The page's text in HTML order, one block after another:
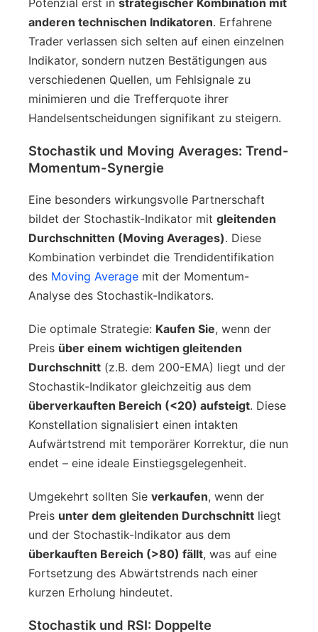
anderen technischen Indikatoren. Erfahrene
Trader verlassen sich selten auf einen einzelnen
Indikator, sondern nutzen Bestätigungen aus
verschiedenen Quellen, um Fehlsignale zu
minimieren und die Trefferquote ihrer
Handelsentscheidungen signifikant zu steigern.
Stochastik und Moving Averages: Trend-
Momentum-Synergie
Eine besonders wirkungsvolle Partnerschaft
bildet der Stochastik-Indikator mit gleitenden
Durchschnitten (Moving Averages). Diese
Kombination verbindet die Trendidentifikation
des Moving Average mit der Momentum-
Analyse des Stochastik-Indikators.
Die optimale Strategie: Kaufen Sie, wenn der
Preis über einem wichtigen gleitenden
Durchschnitt (z.B. dem 200-EMA) liegt und der
Stochastik-Indikator gleichzeitig aus dem
überverkauften Bereich (<20) aufsteigt. Diese
Konstellation signalisiert einen intakten
Aufwärtstrend mit temporärer Korrektur, die nun
endet – eine ideale Einstiegsgelegenheit.
Umgekehrt sollten Sie verkaufen, wenn der
Preis unter dem gleitenden Durchschnitt liegt
und der Stochastik-Indikator aus dem
überkauften Bereich (>80) fällt, was auf eine
Fortsetzung des Abwärtstrends nach einer
kurzen Erholung hindeutet.
Stochastik und RSI: Doppelte